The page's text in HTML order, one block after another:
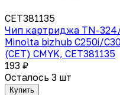
CET381135
Чип картриджа TN-
Minolta bizhub C250i/
(CET) CMYK, CET381135
193 ₽
Осталось 3 шт
Купить